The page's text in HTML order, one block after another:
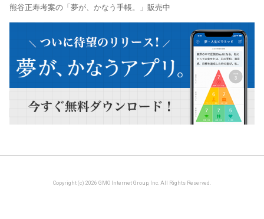
熊谷正寿考案の「夢が、かなう手帳。」販売中
Copyright (c) 2026 GMO Internet Group, Inc. All Rights Reserved.